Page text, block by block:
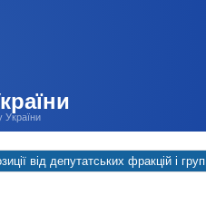
України
від депутатських фракцій і груп